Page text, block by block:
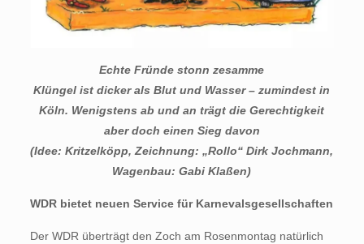
Echte Fründe stonn zesamme
Klüngel ist dicker als Blut und Wasser – zumindest in
Köln. Wenigstens ab und an trägt die Gerechtigkeit
aber doch einen Sieg davon
(Idee: Kritzelköpp, Zeichnung: „Rollo“ Dirk Jochmann,
Wagenbau: Gabi Klaßen)
WDR bietet neuen Service für Karnevalsgesellschaften
Der WDR überträgt den Zoch am Rosenmontag natürlich